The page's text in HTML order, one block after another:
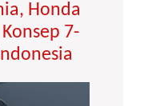
Honda
7-